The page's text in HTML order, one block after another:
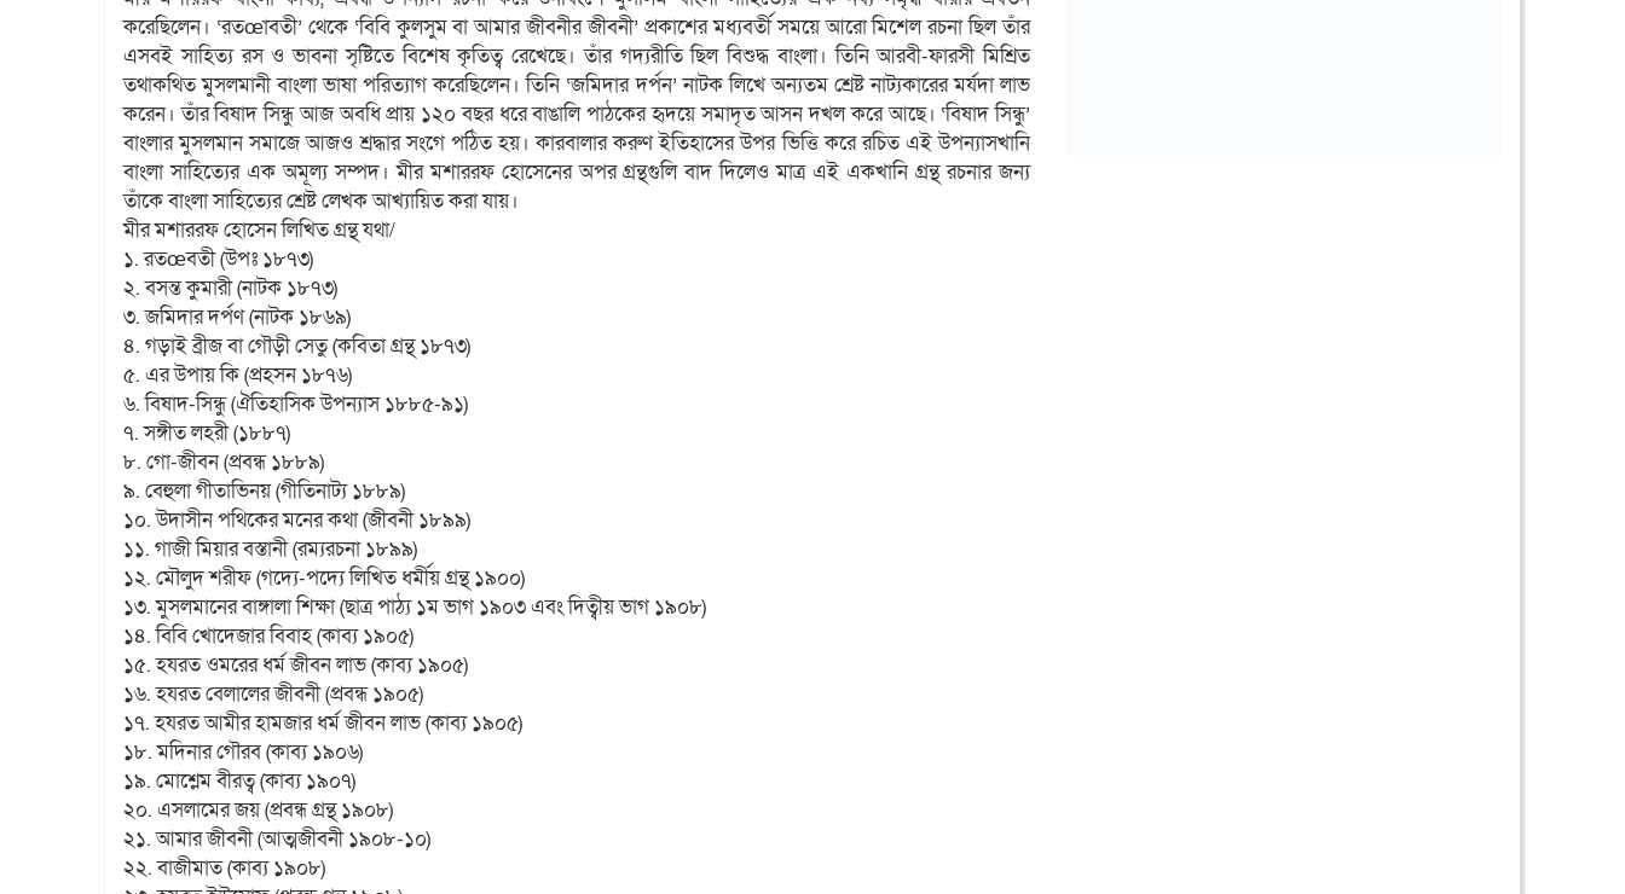
করেছিলেন। ‘রতœাবতী’ থেকে ‘বিবি কুলসুম বা আমার জীবনীর জীবনী’ প্রকাশের মধ্যবর্তী সময়ে আরো মিশেল রচনা ছিল তাঁর
এসবই সাহিত্য রস ও ভাবনা সৃষ্টিতে বিশেষ কৃতিত্ব রেখেছে। তাঁর গদ্যরীতি ছিল বিশুদ্ধ বাংলা। তিনি আরবী-ফারসী মিশ্রিত
তথাকথিত মুসলমানী বাংলা ভাষা পরিত্যাগ করেছিলেন। তিনি ‘জমিদার দর্পন’ নাটক লিখে অন্যতম শ্রেষ্ট নাট্যকারের মর্যদা লাভ
করেন। তাঁর বিষাদ সিন্ধু আজ অবধি প্রায় ১২০ বছর ধরে বাঙালি পাঠকের হৃদয়ে সমাদৃত আসন দখল করে আছে। ‘বিষাদ সিন্ধু’
বাংলার মুসলমান সমাজে আজও শ্রদ্ধার সংগে পঠিত হয়। কারবালার করুণ ইতিহাসের উপর ভিত্তি করে রচিত এই উপন্যাসখানি
বাংলা সাহিত্যের এক অমূল্য সম্পদ। মীর মশাররফ হোসেনের অপর গ্রন্থগুলি বাদ দিলেও মাত্র এই একখানি গ্রন্থ রচনার জন্য
তাঁকে বাংলা সাহিত্যের শ্রেষ্ট লেখক আখ্যায়িত করা যায়।
মীর মশাররফ হোসেন লিখিত গ্রন্থ যথা/
১. রতœবতী (উপঃ ১৮৭৩)
২. বসন্ত কুমারী (নাটক ১৮৭৩)
৩. জমিদার দর্পণ (নাটক ১৮৬৯)
৪. গড়াই ব্রীজ বা গৌড়ী সেতু (কবিতা গ্রন্থ ১৮৭৩)
৫. এর উপায় কি (প্রহসন ১৮৭৬)
৬. বিষাদ-সিন্ধু (ঐতিহাসিক উপন্যাস ১৮৮৫-৯১)
৭. সঙ্গীত লহরী (১৮৮৭)
৮. গো-জীবন (প্রবন্ধ ১৮৮৯)
৯. বেহুলা গীতাভিনয় (গীতিনাট্য ১৮৮৯)
১০. উদাসীন পথিকের মনের কথা (জীবনী ১৮৯৯)
১১. গাজী মিয়ার বস্তানী (রম্যরচনা ১৮৯৯)
১২. মৌলুদ শরীফ (গদ্যে-পদ্যে লিখিত ধর্মীয় গ্রন্থ ১৯০০)
১৩. মুসলমানের বাঙ্গালা শিক্ষা (ছাত্র পাঠ্য ১ম ভাগ ১৯০৩ এবং দিত্বীয় ভাগ ১৯০৮)
১৪. বিবি খোদেজার বিবাহ (কাব্য ১৯০৫)
১৫. হযরত ওমরের ধর্ম জীবন লাভ (কাব্য ১৯০৫)
১৬. হযরত বেলালের জীবনী (প্রবন্ধ ১৯০৫)
১৭. হযরত আমীর হামজার ধর্ম জীবন লাভ (কাব্য ১৯০৫)
১৮. মদিনার গৌরব (কাব্য ১৯০৬)
১৯. মোশ্লেম বীরত্ব (কাব্য ১৯০৭)
২০. এসলামের জয় (প্রবন্ধ গ্রন্থ ১৯০৮)
২১. আমার জীবনী (আত্মজীবনী ১৯০৮-১০)
২২. বাজীমাত (কাব্য ১৯০৮)